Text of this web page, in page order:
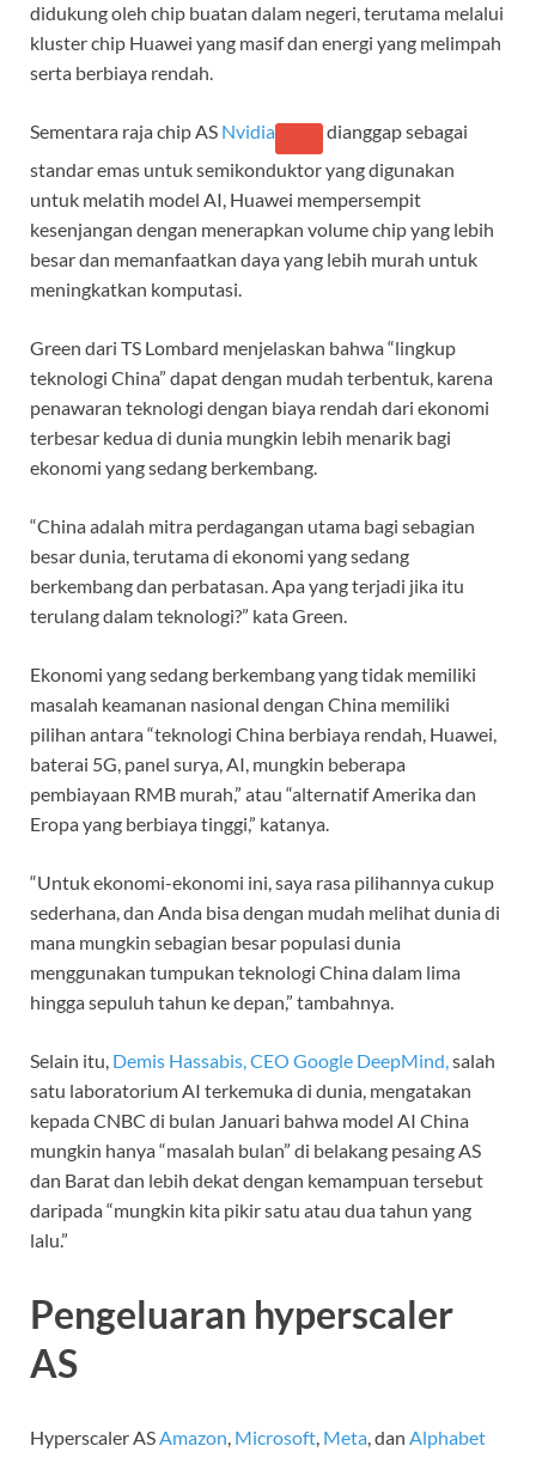
didukung oleh chip buatan dalam negeri, terutama melalui
kluster chip Huawei yang masif dan energi yang melimpah
serta berbiaya rendah.
Sementara raja chip AS Nvidia
dianggap sebagai
standar emas untuk semikonduktor yang digunakan
untuk melatih model AI, Huawei mempersempit
kesenjangan dengan menerapkan volume chip yang lebih
besar dan memanfaatkan daya yang lebih murah untuk
meningkatkan komputasi.
Green dari TS Lombard menjelaskan bahwa “lingkup
teknologi China” dapat dengan mudah terbentuk, karena
penawaran teknologi dengan biaya rendah dari ekonomi
terbesar kedua di dunia mungkin lebih menarik bagi
ekonomi yang sedang berkembang.
“China adalah mitra perdagangan utama bagi sebagian
besar dunia, terutama di ekonomi yang sedang
berkembang dan perbatasan. Apa yang terjadi jika itu
terulang dalam teknologi?” kata Green.
Ekonomi yang sedang berkembang yang tidak memiliki
masalah keamanan nasional dengan China memiliki
pilihan antara “teknologi China berbiaya rendah, Huawei,
baterai 5G, panel surya, AI, mungkin beberapa
pembiayaan RMB murah,” atau “alternatif Amerika dan
Eropa yang berbiaya tinggi,” katanya.
“Untuk ekonomi-ekonomi ini, saya rasa pilihannya cukup
sederhana, dan Anda bisa dengan mudah melihat dunia di
mana mungkin sebagian besar populasi dunia
menggunakan tumpukan teknologi China dalam lima
hingga sepuluh tahun ke depan,” tambahnya.
Selain itu, Demis Hassabis, CEO Google DeepMind,salah
satu laboratorium AI terkemuka di dunia, mengatakan
kepada CNBC di bulan Januari bahwa model AI China
mungkin hanya “masalah bulan” di belakang pesaing AS
dan Barat dan lebih dekat dengan kemampuan tersebut
daripada “mungkin kita pikir satu atau dua tahun yang
lalu.”
Pengeluaran hyperscaler
AS
Hyperscaler ASAmazon, Microsoft, Meta, dan Alphabet